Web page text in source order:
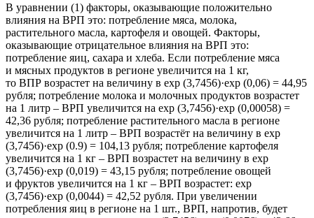
В уравнении (1) факторы, оказывающие положительно
влияния на ВРП это: потребление мяса, молока,
растительного масла, картофеля и овощей. Факторы,
оказывающие отрицательное влияния на ВРП это:
потребление яиц, сахара и хлеба. Если потребление мяса
и мясных продуктов в регионе увеличится на 1 кг,
то ВПР возрастет на величину в exp (3,7456)·exp (0,06) = 44,95
рубля; потребление молока и молочных продуктов возрастет
на 1 литр – ВРП увеличится на exp (3,7456)·exp (0,00058) =
42,36 рубля; потребление растительного масла в регионе
увеличится на 1 литр – ВРП возрастёт на величину в exp
(3,7456)·exp (0.9) = 104,13 рубля; потребление картофеля
увеличится на 1 кг – ВРП возрастет на величину в exp
(3,7456)·exp (0,019) = 43,15 рубля; потребление овощей
и фруктов увеличится на 1 кг – ВРП возрастет: exp
(3,7456)·exp (0,0044) = 42,52 рубля. При увеличении
потребления яиц в регионе на 1 шт., ВРП, напротив, будет